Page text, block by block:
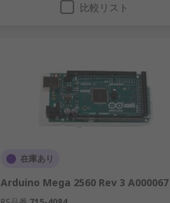
比較リスト
在庫あり
Arduino Mega 2560 Rev 3 A000067